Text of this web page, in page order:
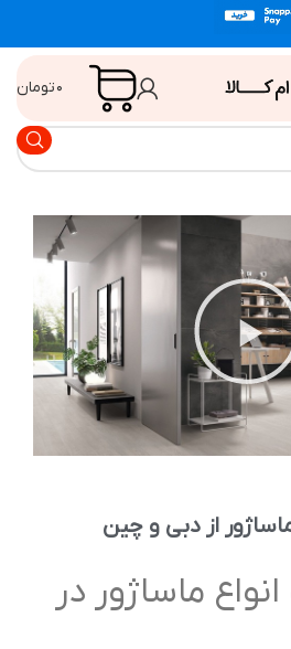
تومان
از دبی و چین
ماساژور در